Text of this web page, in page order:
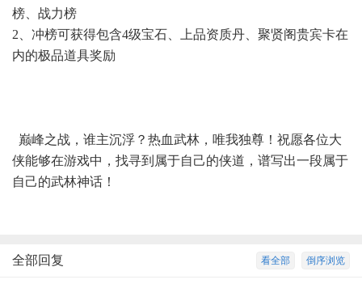
榜、战力榜
2、冲榜可获得包含4级宝石、上品资质丹、聚贤阁贵宾卡在
内的极品道具奖励
巅峰之战，谁主沉浮？热血武林，唯我独尊！祝愿各位大
侠能够在游戏中，找寻到属于自己的侠道，谱写出一段属于
自己的武林神话！
倒序浏览
看全部
全部回复